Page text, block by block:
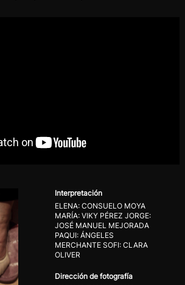
Interpretación
ELENA: CONSUELO MOYA
MARÍA: VIKY PÉREZ JORGE:
JOSÉ MANUEL MEJORADA
PAQUI: ÁNGELES
MERCHANTE SOFI: CLARA
OLIVER
Dirección de fotografía